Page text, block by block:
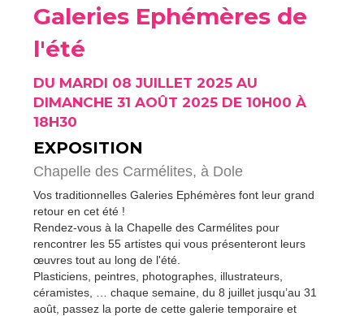
Galeries Ephémères de
l'été
DU MARDI 08 JUILLET 2025 AU
DIMANCHE 31 AOÛT 2025 DE 10H00 À
18H30
EXPOSITION
Chapelle des Carmélites, à Dole
Vos traditionnelles Galeries Ephémères font leur grand
retour en cet été !
Rendez-vous à la Chapelle des Carmélites pour
rencontrer les 55 artistes qui vous présenteront leurs
œuvres tout au long de l'été.
Plasticiens, peintres, photographes, illustrateurs,
céramistes, … chaque semaine, du 8 juillet jusqu’au 31
août, passez la porte de cette galerie temporaire et